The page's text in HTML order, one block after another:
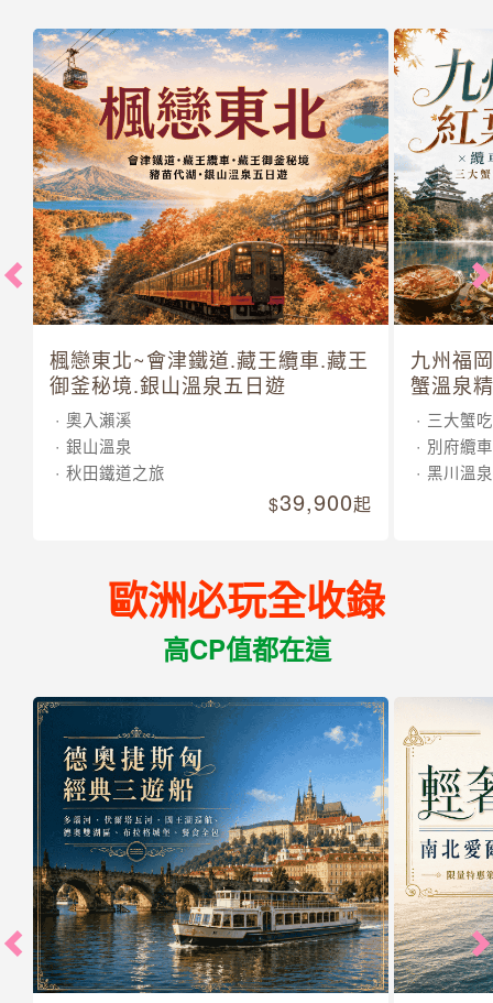
楓戀東北~會津鐵道.藏王纜車.藏王
御釜秘境.銀山溫泉五日遊
奧入瀨溪
銀山溫泉
秋田鐵道之旅
39,900起
九州福
蟹溫泉
三大蟹
別府纜車
黑川溫泉
歐洲必玩全收錄
高CP值都在這